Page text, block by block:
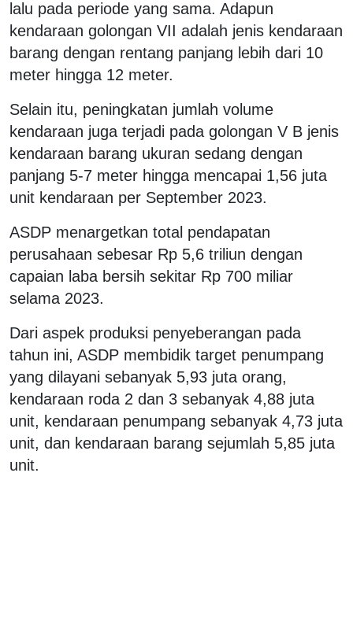
lalu pada periode yang sama. Adapun
kendaraan golongan VII adalah jenis kendaraan
barang dengan rentang panjang lebih dari 10
meter hingga 12 meter.
Selain itu, peningkatan jumlah volume
kendaraan juga terjadi pada golongan V B jenis
kendaraan barang ukuran sedang dengan
panjang 5-7 meter hingga mencapai 1,56 juta
unit kendaraan per September 2023.
ASDP menargetkan total pendapatan
perusahaan sebesar Rp 5,6 triliun dengan
capaian laba bersih sekitar Rp 700 miliar
selama 2023.
Dari aspek produksi penyeberangan pada
tahun ini, ASDP membidik target penumpang
yang dilayani sebanyak 5,93 juta orang,
kendaraan roda 2 dan 3 sebanyak 4,88 juta
unit, kendaraan penumpang sebanyak 4,73 juta
unit, dan kendaraan barang sejumlah 5,85 juta
unit.